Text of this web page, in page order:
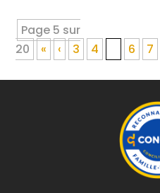
Page 5 sur
20
« ‹ 3 4 6 7